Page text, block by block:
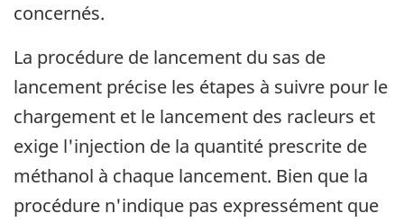
concernés.
La procédure de lancement du sas de
lancement précise les étapes à suivre pour le
chargement et le lancement des racleurs et
exige l'injection de la quantité prescrite de
méthanol à chaque lancement. Bien que la
procédure n'indique pas expressément que